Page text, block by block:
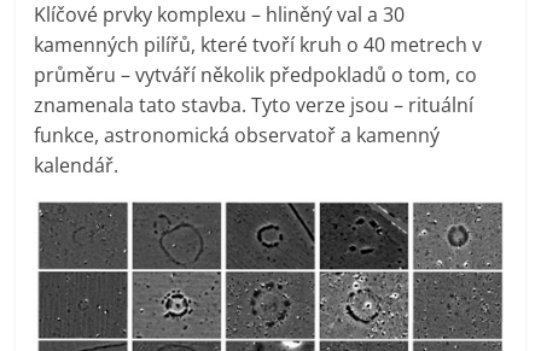
Klíčové prvky komplexu – hliněný val a 30
kamenných pilířů, které tvoří kruh o 40 metrech v
průměru – vytváří několik předpokladů o tom, co
znamenala tato stavba. Tyto verze jsou – rituální
funkce, astronomická observatoř a kamenný
kalendář.